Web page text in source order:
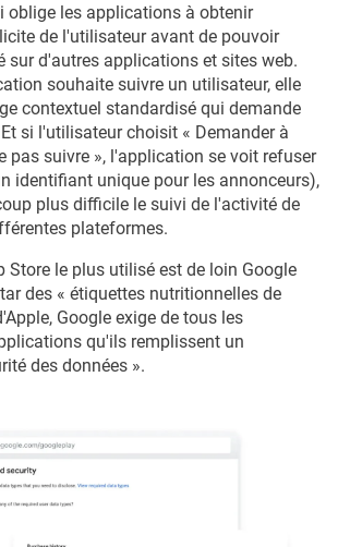
oblige les applications à obtenir
de l'utilisateur avant de pouvoir
sur d'autres applications et sites web.
souhaite suivre un utilisateur, elle
contextuel standardisé qui demande
si l'utilisateur choisit « Demander à
pas suivre », l'application se voit refuser
identifiant unique pour les annonceurs),
plus difficile le suivi de l'activité de
plateformes.
Store le plus utilisé est de loin Google
des « étiquettes nutritionnelles de
Google exige de tous les
qu'ils remplissent un
des données ».